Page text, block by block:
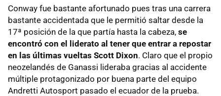
Conway fue bastante afortunado pues tras una carrera
bastante accidentada que le permitió saltar desde la
17ª posición de la que partía hasta la cabeza, se
encontró con el liderato al tener que entrar a repostar
en las últimas vueltas Scott Dixon. Claro que el propio
neozelandés de Ganassi lideraba gracias al accidente
múltiple protagonizado por buena parte del equipo
Andretti Autosport pasado el ecuador de la prueba.